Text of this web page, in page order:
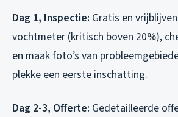
Dag 1, Inspectie: Gratis en
vochtmeter (kritisch boven 20%),
en maak foto’s van
plekke een eerste inschatting.
Dag 2-3, Offerte: Gedetailleerde